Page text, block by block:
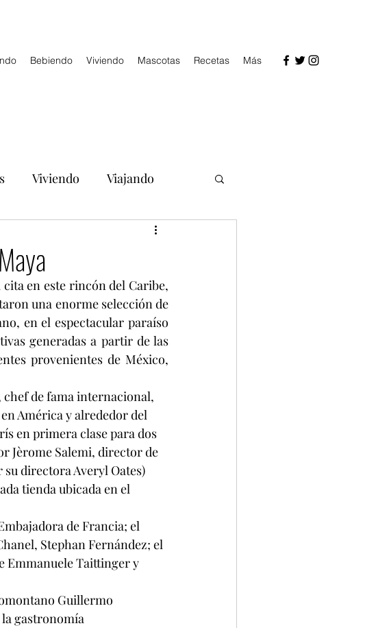
Bebiendo Viviendo Mascotas Recetas Más
Viviendo Viajando
en este rincón del Caribe,
una enorme selección de
en el espectacular paraíso
generadas a partir de las
provenientes de México,
chef de fama internacional,
América y alrededor del
en primera clase para dos
Jèrome Salemi, director de
directora Averyl Oates)
tienda ubicada en el
de Francia; el
Stephan Fernández; el
Emmanuele Taittinger y
Guillermo
gastronomía